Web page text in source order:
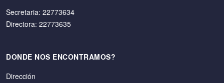
Secretaria: 22773634
Directora: 22773635
DONDE NOS ENCONTRAMOS?
Dirección